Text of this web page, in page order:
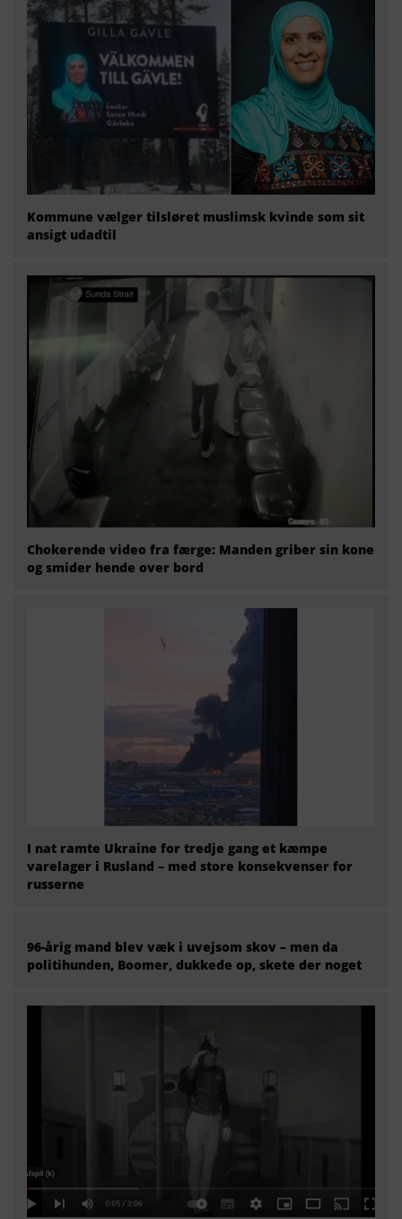
Kommune vælger tilsløret muslimsk kvinde som sit
ansigt udadtil
Chokerende video fra færge: Manden griber sin kone
og smider hende over bord
I nat ramte Ukraine for tredje gang et kæmpe
varelager i Rusland – med store konsekvenser for
russerne
96-årig mand blev væk i uvejsom skov – men da
politihunden, Boomer, dukkede op, skete der noget